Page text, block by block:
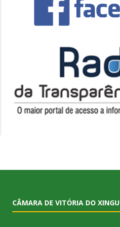
CÂMARA DE VITÓRIA DO XINGU